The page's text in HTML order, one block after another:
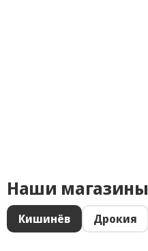
Наши магазины
Кишинёв Дрокия